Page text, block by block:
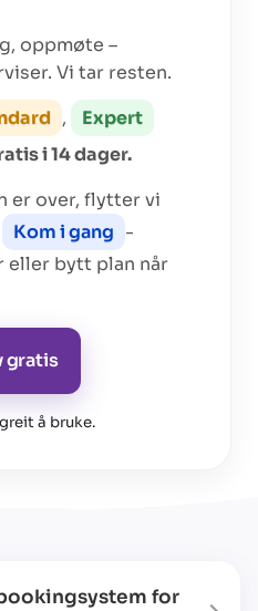
oppmøte –
Vi tar resten.
,
Expert
i 14 dager.
er over, flytter vi
Kom i gang -
eller bytt plan når
gratis
å bruke.
for